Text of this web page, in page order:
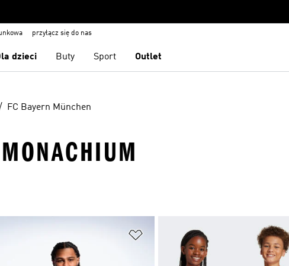
przyłącz się do nas
dzieci Buty Sport Outlet
FC Bayern München
Dodaj do listy życzeń